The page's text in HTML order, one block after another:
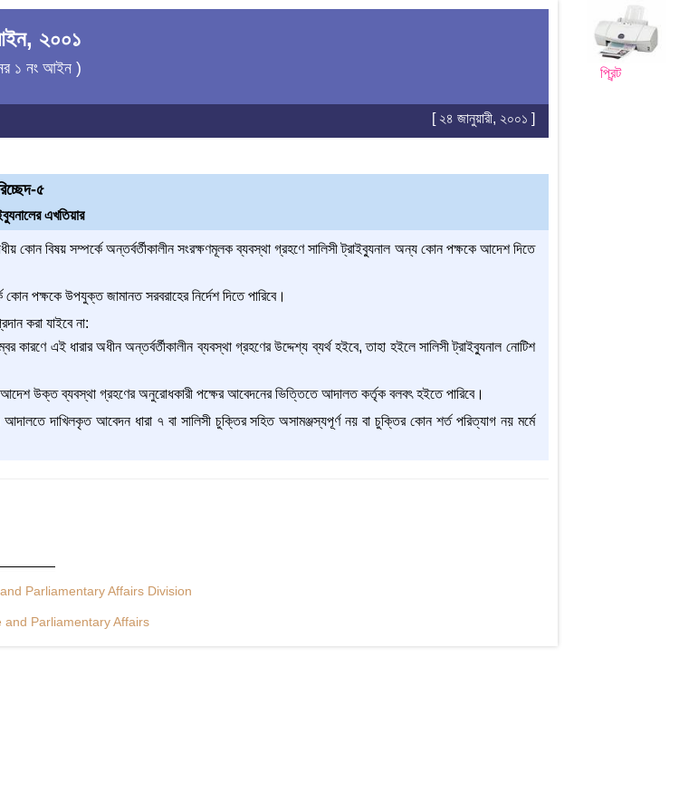
প্রিন্ট
২০০১
১ নং আইন )
[ ২৪ জানুয়ারী, ২০০১ ]
৫
এখতিয়ার
কোন বিষয় সম্পর্কে অন্তর্বর্তীকালীন সংরক্ষণমূলক ব্যবস্থা গ্রহণে সালিসী ট্রাইব্যুনাল অন্য কোন পক্ষকে আদেশ দিতে
পক্ষকে উপযুক্ত জামানত সরবরাহের নির্দেশ দিতে পারিবে।
করা যাইবে না:
কারণে এই ধারার অধীন অন্তর্বর্তীকালীন ব্যবস্থা গ্রহণের উদ্দেশ্য ব্যর্থ হইবে, তাহা হইলে সালিসী ট্রাইব্যুনাল নোটিশ
আদেশ উক্ত ব্যবস্থা গ্রহণের অনুরোধকারী পক্ষের আবেদনের ভিত্তিতে আদালত কর্তৃক বলবৎ হইতে পারিবে।
দাখিলকৃত আবেদন ধারা ৭ বা সালিসী চুক্তির সহিত অসামঞ্জস্যপূর্ণ নয় বা চুক্তির কোন শর্ত পরিত্যাগ নয় মর্মে
Parliamentary Affairs Division
and Parliamentary Affairs